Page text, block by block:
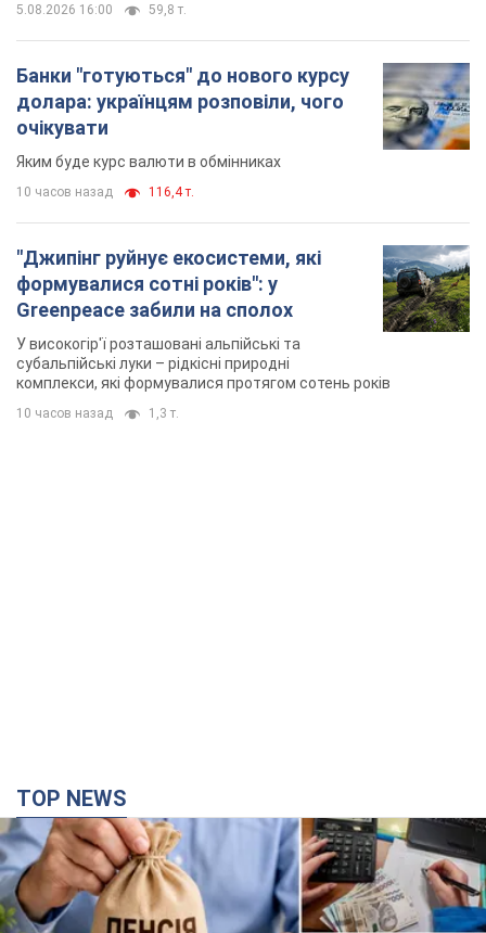
5.08.2026 16:00 59,8 т.
Банки "готуються" до нового курсу
долара: українцям розповіли, чого
очікувати
Яким буде курс валюти в обмінниках
10 часов назад 116,4 т.
"Джипінг руйнує екосистеми, які
формувалися сотні років": у
Greenpeace забили на сполох
У високогір'ї розташовані альпійські та
субальпійські луки – рідкісні природні
комплекси, які формувалися протягом сотень років
10 часов назад 1,3 т.
TOP NEWS